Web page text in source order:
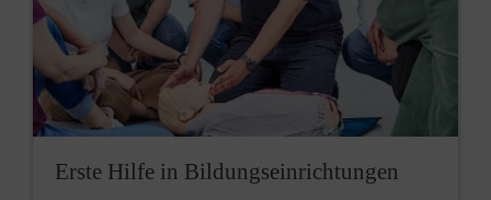
Erste Hilfe in Bildungseinrichtungen